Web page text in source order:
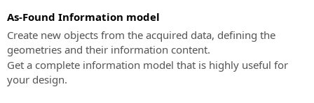
topographique
SierraSoft
Land
Logiciel
en
œuvre
de
la
méthodologie
As-Found Information model
Create new objects from the acquired data, defining the
geometries and their information content.
Get a complete information model that is highly useful for
your design.